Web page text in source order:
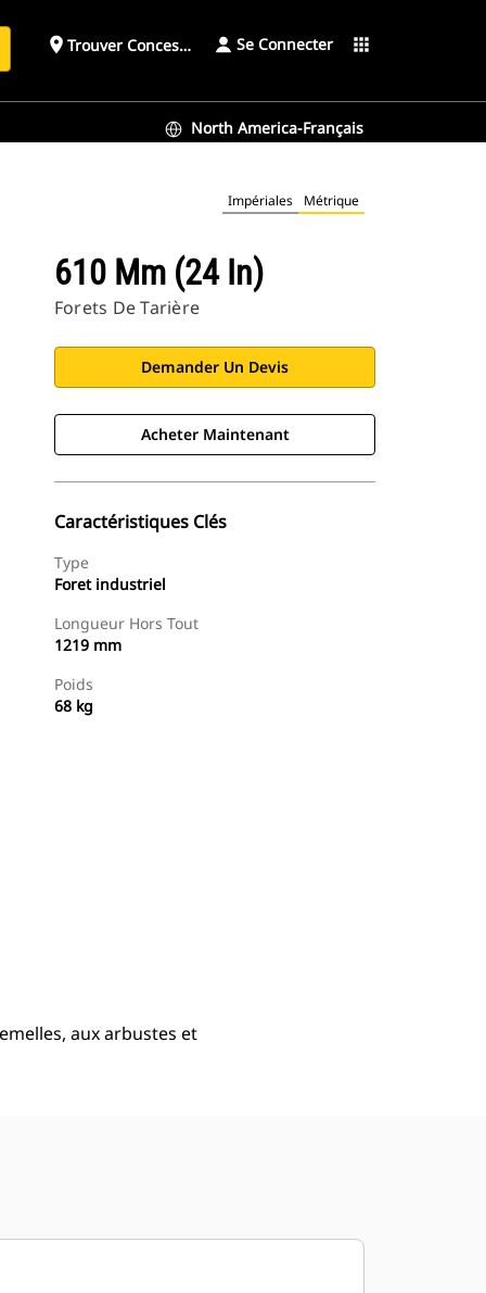
place Trouver ConcessionnaireSe Connecter apps
North America-Français
Impériales Métrique
610 Mm (24 In)
Forets De Tarière
Demander Un Devis
Acheter Maintenant
Caractéristiques Clés
Type
Foret industriel
Longueur Hors Tout
1219 mm
Poids
68 kg
aux arbustes et